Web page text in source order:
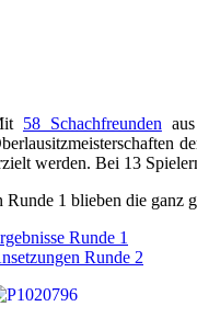
58 Schachfreunden
werden. Bei 13
Runde 1 blieben die ganz
Runde 1
Runde 2